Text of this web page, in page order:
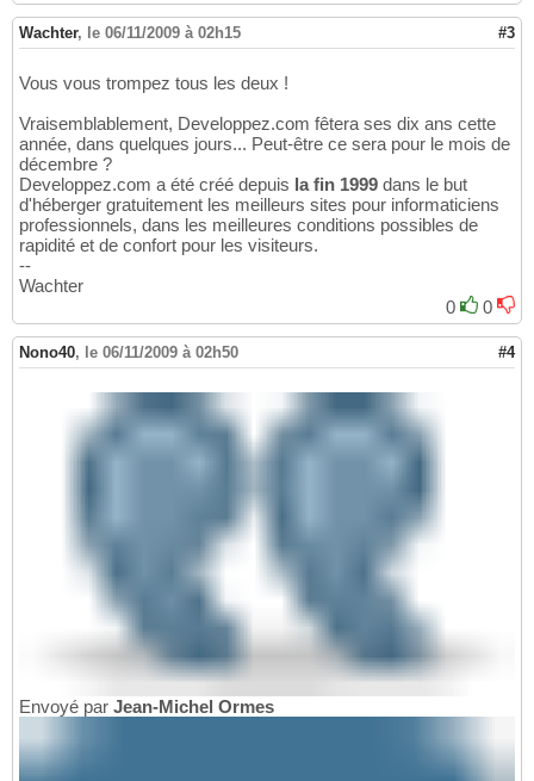
Wachter, le 06/11/2009 à 02h15 #3
Vous vous trompez tous les deux !
Vraisemblablement, Developpez.com fêtera ses dix ans cette
année, dans quelques jours... Peut-être ce sera pour le mois de
décembre ?
Developpez.com a été créé depuis la fin 1999 dans le but
d'héberger gratuitement les meilleurs sites pour informaticiens
professionnels, dans les meilleures conditions possibles de
rapidité et de confort pour les visiteurs.
--
Wachter
0
0
Nono40, le 06/11/2009 à 02h50 #4
Envoyé par Jean-Michel Ormes